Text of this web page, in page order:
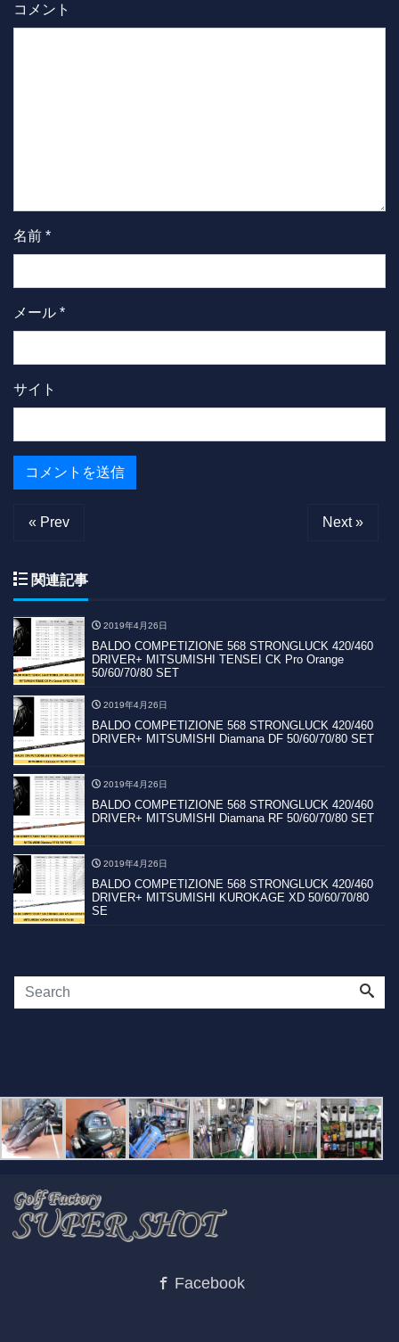
コメント
名前 *
メール *
サイト
« Prev Next »
関連記事
2019年4月26日
BALDO COMPETIZIONE 568 STRONGLUCK 420/460
DRIVER+ MITSUMISHI TENSEI CK Pro Orange
50/60/70/80 SET
2019年4月26日
BALDO COMPETIZIONE 568 STRONGLUCK 420/460
DRIVER+ MITSUMISHI Diamana DF 50/60/70/80 SET
2019年4月26日
BALDO COMPETIZIONE 568 STRONGLUCK 420/460
DRIVER+ MITSUMISHI Diamana RF 50/60/70/80 SET
2019年4月26日
BALDO COMPETIZIONE 568 STRONGLUCK 420/460
DRIVER+ MITSUMISHI KUROKAGE XD 50/60/70/80
SE
Facebook